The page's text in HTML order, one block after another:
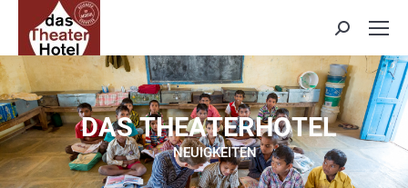
Search:
DAS THEATERHOTEL
NEUIGKEITEN